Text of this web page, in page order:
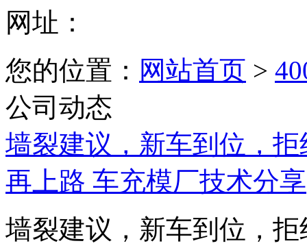
网址：
您的位置： 网站首页 >
公司动态
墙裂建议，新车到位，
再上路 车充模厂技术分享
墙裂建议，新车到位，